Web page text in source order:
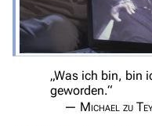
Stargate
Stargate
Stargate
„Was ich bin, bin
geworden.“
— Michael zu